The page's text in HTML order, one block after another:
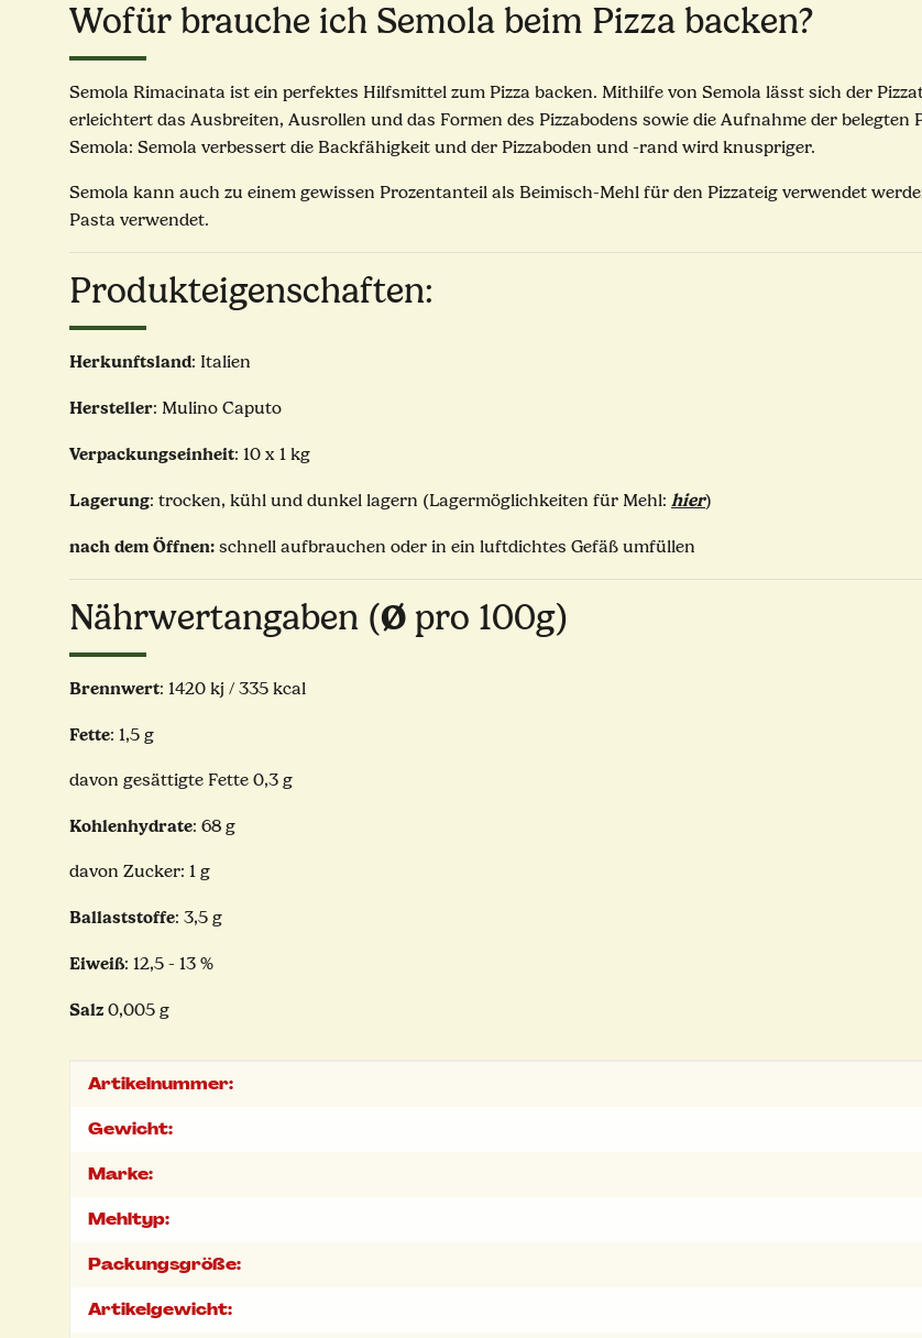
Wofür brauche ich Semola beim Pizza backen?
Semola Rimacinata ist ein perfektes Hilfsmittel zum Pizza backen. Mithilfe von Semola lässt sich der
erleichtert das Ausbreiten, Ausrollen und das Formen des Pizzabodens sowie die Aufnahme der belegten
Semola: Semola verbessert die Backfähigkeit und der Pizzaboden und -rand wird knuspriger.
Semola kann auch zu einem gewissen Prozentanteil als Beimisch-Mehl für den Pizzateig verwendet
Pasta verwendet.
Produkteigenschaften:
Herkunftsland: Italien
Hersteller: Mulino Caputo
Verpackungseinheit: 10 x 1 kg
Lagerung: trocken, kühl und dunkel lagern (Lagermöglichkeiten für Mehl: hier)
nach dem Öffnen: schnell aufbrauchen oder in ein luftdichtes Gefäß umfüllen
Nährwertangaben (Ø pro 100g)
Brennwert: 1420 kj / 335 kcal
Fette: 1,5 g
davon gesättigte Fette 0,3 g
Kohlenhydrate: 68 g
davon Zucker: 1 g
Ballaststoffe: 3,5 g
Eiweiß: 12,5 - 13 %
Salz 0,005 g
Produkteigenschaft
Wert
Artikelnummer:
Gewicht:
Marke:
Mehltyp:
Packungsgröße:
Artikelgewicht: